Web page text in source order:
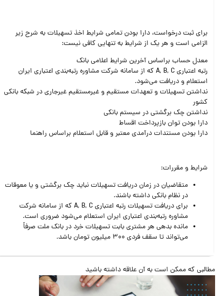
برای ثبت درخواست، دارا بودن تمامی شرایط اخذ تسهیلات به شرح زیر
الزامی است و هر یک از شرایط به تنهایی کافی نیست:
معدل حساب براساس آخرین شرایط اعلامی بانک
رتبه اعتباری A, B, C که از سامانه شرکت مشاوره رتبه‌بندی اعتباری ایران
استعلام و دریافت می‌شود.
نداشتن تسهیلات و تعهدات مستقیم و غیرمستقیم غیرجاری در شبکه بانکی
کشور
نداشتن چک برگشتی در سیستم بانکی
دارا بودن توان بازپرداخت اقساط
دارا بودن مستندات درآمدی معتبر و قابل استعلام براساس راهنما
شرایط و مقررات:
متقاضیان در زمان دریافت تسهیلات نباید چک برگشتی و یا معوقات
در نظام بانکی داشته باشند.
برای دریافت تسهیلات رتبه اعتباری A, B, C که از سامانه شرکت
مشاوره رتبه‌بندی اعتباری ایران استعلام می‌شود ضروری است.
مانده بدهی هر مشتری بابت تسهیلات خرد در بانک ملت صرفاً
می‌تواند تا سقف فردی 300 میلیون تومان باشد.
که ممکن است به آن علاقه داشته باشید